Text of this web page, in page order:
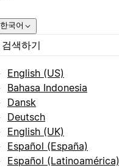
한국어
English (US)
Bahasa Indonesia
Dansk
Deutsch
English (UK)
Español (España)
Español (Latinoamérica)